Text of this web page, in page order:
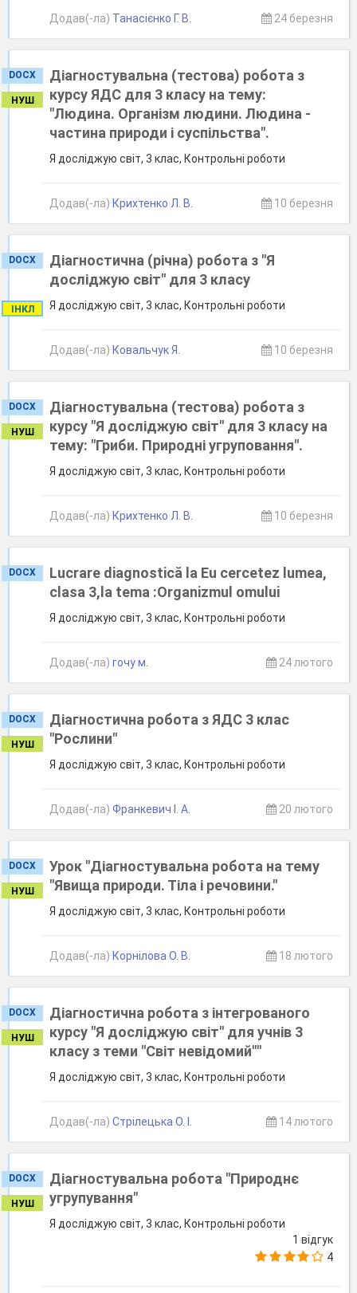
Додав(-ла) Танасієнко Г. В. 24 березня
DOCX
НУШ
Діагностувальна (тестова) робота з
курсу ЯДС для 3 класу на тему:
"Людина. Організм людини. Людина -
частина природи і суспільства".
Я досліджую світ, 3 клас, Контрольні роботи
Додав(-ла) Крихтенко Л. В. 10 березня
DOCX
ІНКЛ
Діагностична (річна) робота з "Я
досліджую світ" для 3 класу
Я досліджую світ, 3 клас, Контрольні роботи
Додав(-ла) Ковальчук Я. 10 березня
DOCX
НУШ
Діагностувальна (тестова) робота з
курсу "Я досліджую світ" для 3 класу на
тему: "Гриби. Природні угруповання".
Я досліджую світ, 3 клас, Контрольні роботи
Додав(-ла) Крихтенко Л. В. 10 березня
DOCX
Lucrare diagnostică la Eu cercetez lumea,
clasa 3,la tema :Organizmul omului
Я досліджую світ, 3 клас, Контрольні роботи
Додав(-ла) гочу м. 24 лютого
DOCX
НУШ
Діагностична робота з ЯДС 3 клас
"Рослини"
Я досліджую світ, 3 клас, Контрольні роботи
Додав(-ла) Франкевич І. А. 20 лютого
DOCX
НУШ
Урок "Діагностувальна робота на тему
"Явища природи. Тіла і речовини."
Я досліджую світ, 3 клас, Контрольні роботи
Додав(-ла) Корнілова О. В. 18 лютого
DOCX
НУШ
Діагностична робота з інтегрованого
курсу "Я досліджую світ" для учнів 3
класу з теми "Світ невідомий""
Я досліджую світ, 3 клас, Контрольні роботи
Додав(-ла) Стрілецька О. І. 14 лютого
DOCX
НУШ
Діагностувальна робота "Природнє
угрупування"
Я досліджую світ, 3 клас, Контрольні роботи
1 відгук
4